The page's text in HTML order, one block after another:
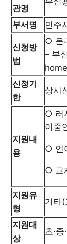
관명
부서명 민주
신청방
법
○ 온
– 부
신청기
한
상시
지원내
용
○ 러
이중
○ 언
○ 교
지원유
형
기타(
지원대
상
초·